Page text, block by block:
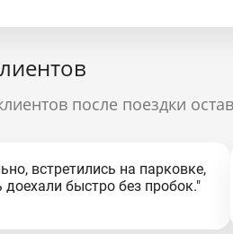
после поездки
встретились на парковке,
доехали быстро без пробок."